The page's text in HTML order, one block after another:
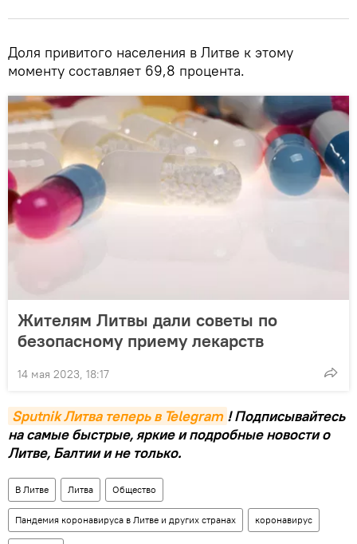
Доля привитого населения в Литве к этому
моменту составляет 69,8 процента.
Жителям Литвы дали советы по
безопасному приему лекарств
14 мая 2023, 18:17
Sputnik Литва теперь в Telegram ! Подписывайтесь
на самые быстрые, яркие и подробные новости о
Литве, Балтии и не только.
В Литве Литва Общество
Пандемия коронавируса в Литве и других странах коронавирус